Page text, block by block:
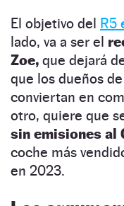
El objetivo del R5
lado, va a ser el
Zoe, que dejará
que los dueños
conviertan en
otro, quiere que
sin emisiones al
coche más
en 2023.